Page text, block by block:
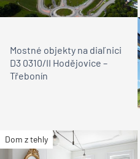
Mostné objekty na diaľnici
D3 0310/II Hodějovice –
Třebonín
Dom z tehly